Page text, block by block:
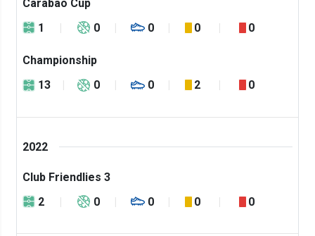
Carabao Cup
1
0 0 0 0
Championship
13
0 0 2 0
2022
Club Friendlies 3
2
0 0 0 0